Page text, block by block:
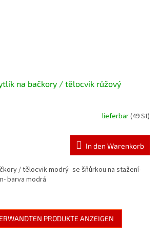
na bačkory / tělocvik růžový
lieferbar(49 St)
In den Warenkorb
/ tělocvik modrý- se šňůrkou na stažení-
barva modrá
PRODUKTE ANZEIGEN